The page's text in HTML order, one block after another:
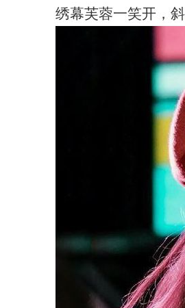
绣幕芙蓉一笑开，